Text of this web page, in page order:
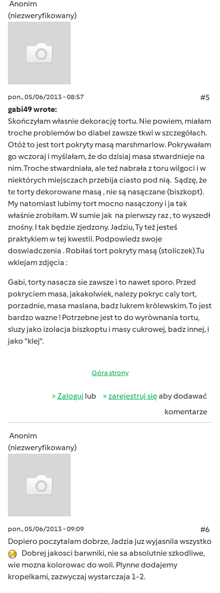
Anonim
(niezweryfikowany)
pon., 05/06/2013 - 08:57
#5
gabi49 wrote:
Skończyłam własnie dekorację tortu. Nie powiem, miałam
troche problemów bo diabel zawsze tkwi w szczegółach.
Otóż to jest tort pokryty masą marshmarlow. Pokrywałam
go wczoraj i myślałam, że do dzisiaj masa stwardnieje na
nim. Troche stwardniała, ale też nabrała z toru wilgoci i w
niektórych miejsczach przebija ciasto pod nią. Sądzę, że
te torty dekorowane masą , nie są nasączane (biszkopt).
My natomiast lubimy tort mocno nasączony i ja tak
właśnie zrobiłam. W sumie jak na pierwszy raz , to wyszedł
znośny. I tak będzie zjedzony. Jadziu, Ty też jesteś
praktykiem w tej kwestii. Podpowiedz swoje
doswiadczenia . Robiłaś tort pokryty masą (stoliczek).Tu
wklejam zdjęcia :
Gabi, torty nasacza sie zawsze i to nawet sporo. Przed
pokryciem masa, jakakolwiek, nalezy pokryc caly tort,
porzadnie, masa maslana, badz lukrem kròlewskim. To jest
bardzo wazne ! Potrzebne jest to do wyròwnania tortu,
sluzy jako izolacja biszkoptu i masy cukrowej, badz innej, i
jako "klej".
Góra strony
Zaloguj lub zarejestruj sięaby dodawać
komentarze
Anonim
(niezweryfikowany)
pon., 05/06/2013 - 09:09
#6
Dopiero poczytalam dobrze, Jadzia juz wyjasnila wszystko
Dobrej jakosci barwniki, nie sa absolutnie szkodliwe,
wie mozna kolorowac do woli. Plynne dodajemy
kropelkami, zazwyczaj wystarczaja 1-2.